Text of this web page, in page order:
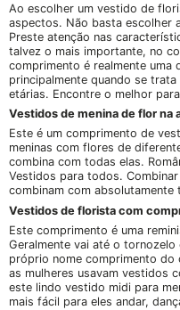
Ao escolher um vestido de
aspectos. Não basta escolher
Preste atenção nas
talvez o mais importante, no
comprimento é realmente uma
principalmente quando se
etárias. Encontre o melhor
Vestidos de menina de flor na
Este é um comprimento de
meninas com flores de
combina com todas elas.
Vestidos para todos.
combinam com absolutamente
Vestidos de florista com
Este comprimento é uma
Geralmente vai até o
próprio nome comprimento do
as mulheres usavam vestidos
este lindo vestido midi para
mais fácil para eles andar,